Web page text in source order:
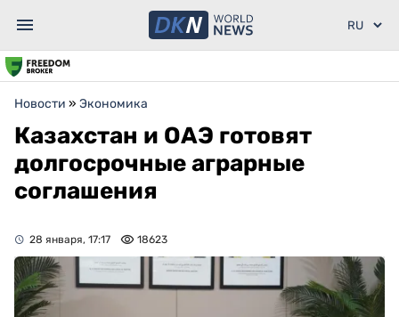
Новости » Экономика
Казахстан и ОАЭ готовят
долгосрочные аграрные
соглашения
28 января, 17:17 18623